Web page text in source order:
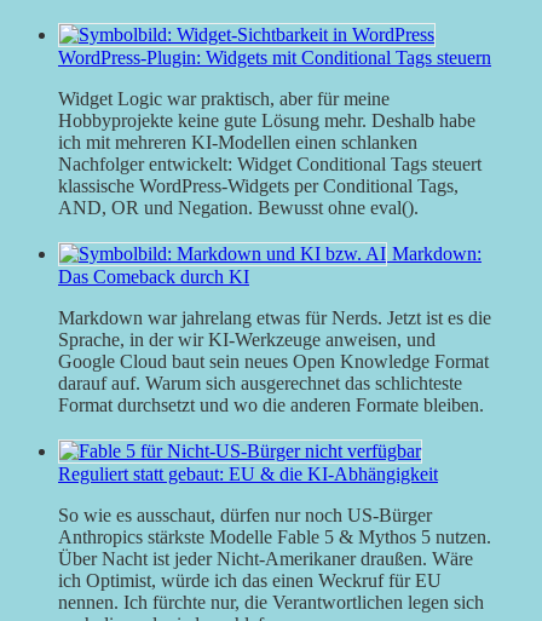
WordPress-Plugin: Widgets mit Conditional Tags steuern
Widget Logic war praktisch, aber für meine
Hobbyprojekte keine gute Lösung mehr. Deshalb habe
ich mit mehreren KI-Modellen einen schlanken
Nachfolger entwickelt: Widget Conditional Tags steuert
klassische WordPress-Widgets per Conditional Tags,
AND, OR und Negation. Bewusst ohne eval().
Markdown:
Das Comeback durch KI
Markdown war jahrelang etwas für Nerds. Jetzt ist es die
Sprache, in der wir KI-Werkzeuge anweisen, und
Google Cloud baut sein neues Open Knowledge Format
darauf auf. Warum sich ausgerechnet das schlichteste
Format durchsetzt und wo die anderen Formate bleiben.
Reguliert statt gebaut: EU & die KI-Abhängigkeit
So wie es ausschaut, dürfen nur noch US-Bürger
Anthropics stärkste Modelle Fable 5 & Mythos 5 nutzen.
Über Nacht ist jeder Nicht-Amerikaner draußen. Wäre
ich Optimist, würde ich das einen Weckruf für EU
nennen. Ich fürchte nur, die Verantwortlichen legen sich